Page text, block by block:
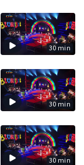
30 min
30 min
30 min